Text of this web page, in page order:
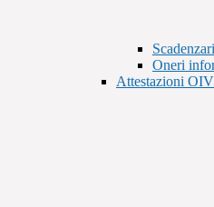
Oneri
Attestazioni